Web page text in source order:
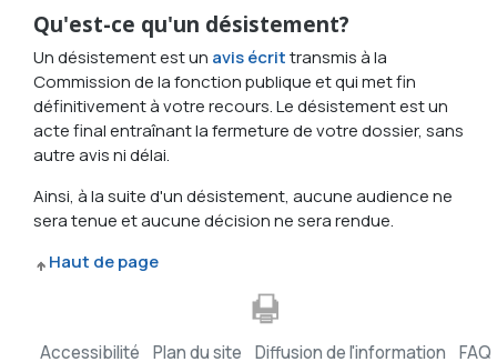
Qu'est-ce qu'un désistement?
Un désistement est un avis écrittransmis à la
Commission de la fonction publique et qui met fin
définitivement à votre recours. Le désistement est un
acte final entraînant la fermeture de votre dossier, sans
autre avis ni délai.
Ainsi, à la suite d'un désistement, aucune audience ne
sera tenue et aucune décision ne sera rendue.
Haut de page
Accessibilité Plan du site Diffusion de l'information FAQ